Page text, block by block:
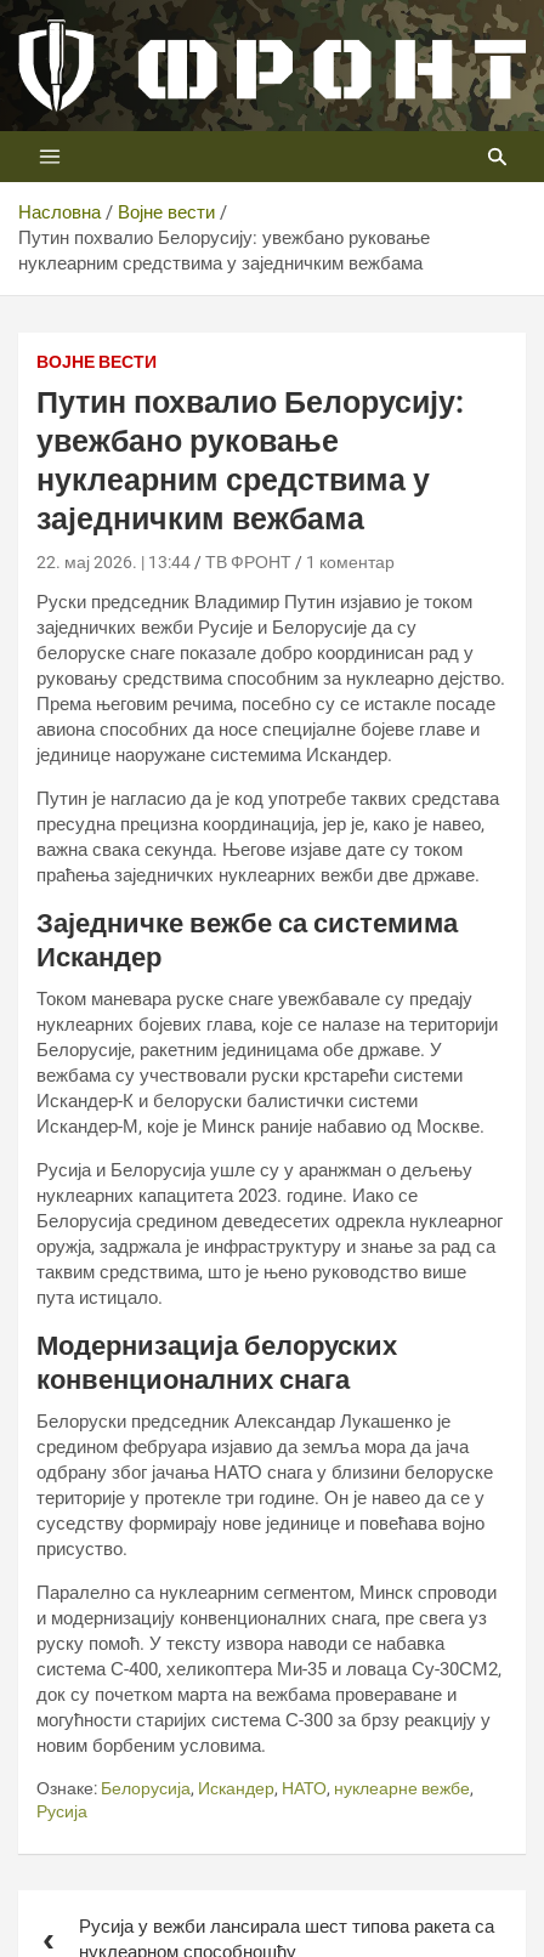
Скип
цонтент
Телевизија ФРОНТ
Први војни канал у Србији
Насловна
Војне вести
Путин похвалио Белорусију: увежбано руковање
нуклеарним средствима у заједничким вежбама
ВОЈНЕ ВЕСТИ
Путин похвалио Белорусију:
увежбано руковање
нуклеарним средствима у
заједничким вежбама
22. мај 2026. | 13:44 ТВ ФРОНТ 1 коментар
Руски председник Владимир Путин изјавио је током
заједничких вежби Русије и Белорусије да су
белоруске снаге показале добро координисан рад у
руковању средствима способним за нуклеарно дејство.
Према његовим речима, посебно су се истакле посаде
авиона способних да носе специјалне бојеве главе и
јединице наоружане системима Искандер.
Путин је нагласио да је код употребе таквих средстава
пресудна прецизна координација, јер је, како је навео,
важна свака секунда. Његове изјаве дате су током
праћења заједничких нуклеарних вежби две државе.
Заједничке вежбе са системима
Искандер
Током маневара руске снаге увежбавале су предају
нуклеарних бојевих глава, које се налазе на територији
Белорусије, ракетним јединицама обе државе. У
вежбама су учествовали руски крстарећи системи
Искандер-К и белоруски балистички системи
Искандер-М, које је Минск раније набавио од Москве.
Русија и Белорусија ушле су у аранжман о дељењу
нуклеарних капацитета 2023. године. Иако се
Белорусија средином деведесетих одрекла нуклеарног
оружја, задржала је инфраструктуру и знање за рад са
таквим средствима, што је њено руководство више
пута истицало.
Модернизација белоруских
конвенционалних снага
Белоруски председник Александар Лукашенко је
средином фебруара изјавио да земља мора да јача
одбрану због јачања НАТО снага у близини белоруске
територије у протекле три године. Он је навео да се у
суседству формирају нове јединице и повећава војно
присуство.
Паралелно са нуклеарним сегментом, Минск спроводи
и модернизацију конвенционалних снага, пре свега уз
руску помоћ. У тексту извора наводи се набавка
система С-400, хеликоптера Ми-35 и ловаца Су-30СМ2,
док су почетком марта на вежбама провераване и
могућности старијих система С-300 за брзу реакцију у
новим борбеним условима.
Ознаке: Белорусија, Искандер, НАТО, нуклеарне вежбе,
Русија
чланкаРусија у вежби лансирала шест типова ракета са
нуклеарном способношћу